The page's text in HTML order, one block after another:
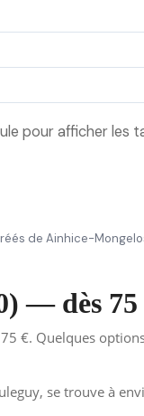
pour afficher les
de Ainhice-
— dès 75
€. Quelques
se trouve à